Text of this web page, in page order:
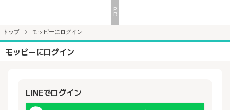
トップ モッピーにログイン
モッピーにログイン
LINEでログイン